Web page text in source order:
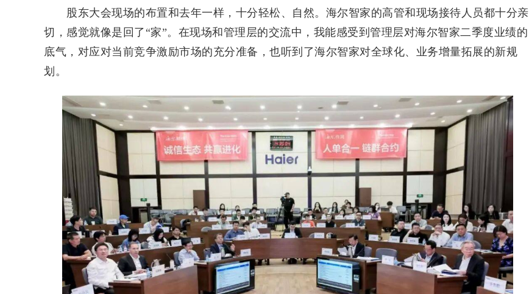
股东大会现场的布置和去年一样，十分轻松、自然。海尔智家的高管和现场接待人员都十分亲
切，感觉就像是回了“家”。在现场和管理层的交流中，我能感受到管理层对海尔智家二季度业绩的
底气，对应对当前竞争激励市场的充分准备，也听到了海尔智家对全球化、业务增量拓展的新规
划。